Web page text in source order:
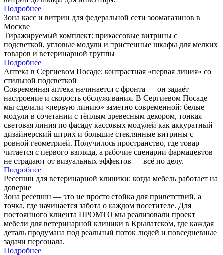
Подробнее
Зона касс и витрин для федеральной сети зоомагазинов в
Москве
Тиражируемый комплект: прикассовые витрины с
подсветкой, угловые модули и пристенные шкафы для мелких
товаров и ветеринарной группы
Подробнее
Аптека в Сергиевом Посаде: контрастная «первая линия» со
стильной подсветкой
Современная аптека начинается с фронта — он задаёт
настроение и скорость обслуживания. В Сергиевом Посаде
мы сделали «первую линию» заметно современной: белые
модули в сочетании с тёплым древесным декором, тонкая
световая линия по фасаду кассовых модулей как аккуратный
дизайнерский штрих и большие стеклянные витрины с
ровной геометрией. Получилось пространство, где товар
читается с первого взгляда, а рабочие сценарии фармацевтов
не страдают от визуальных эффектов — всё по делу.
Подробнее
Ресепшн для ветеринарной клиники: когда мебель работает на
доверие
Зона ресепшн — это не просто стойка для приветствий, а
точка, где начинается забота о каждом посетителе. Для
постоянного клиента ПРОМТО мы реализовали проект
мебели для ветеринарной клиники в Крылатском, где каждая
деталь продумана под реальный поток людей и повседневные
задачи персонала.
Подробнее